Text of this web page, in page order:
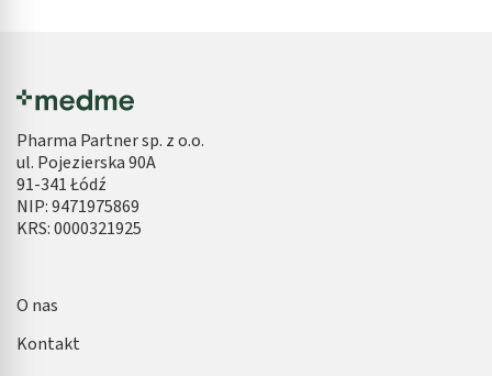
Pharma Partner sp. z o.o.
ul. Pojezierska 90A
91-341 Łódź
NIP: 9471975869
KRS: 0000321925
O nas
Kontakt